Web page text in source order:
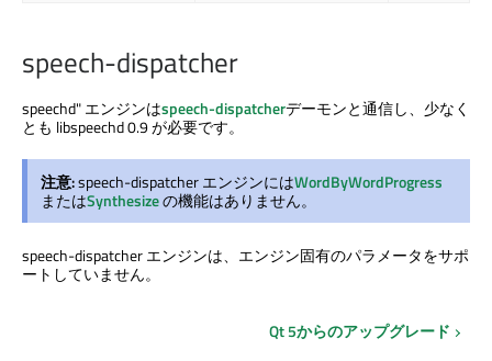
speech-dispatcher
speechd" エンジンはspeech-dispatcherデーモンと通信し、少なく
とも libspeechd 0.9 が必要です。
注意:speech-dispatcher エンジンにはWordByWordProgress
またはSynthesizeの機能はありません。
speech-dispatcher エンジンは、エンジン固有のパラメータをサポ
ートしていません。
Qt 5からのアップグレード